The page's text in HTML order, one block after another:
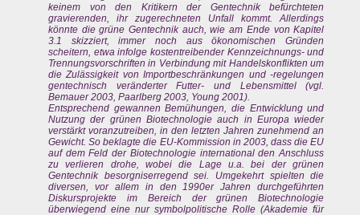
keinem von den Kritikern der Gentechnik befürchteten
gravierenden, ihr zugerechneten Unfall kommt. Allerdings
könnte die grüne Gentechnik auch, wie am Ende von Kapitel
3.1 skizziert, immer noch aus ökonomischen Gründen
scheitern, etwa infolge kostentreibender Kennzeichnungs- und
Trennungsvorschriften in Verbindung mit Handelskonflikten um
die Zulässigkeit von Importbeschränkungen und -regelungen
gentechnisch veränderter Futter- und Lebensmittel (vgl.
Bemauer 2003, Paarlberg 2003, Young 2001).
Entsprechend gewannen Bemühungen, die Entwicklung und
Nutzung der grünen Biotechnologie auch in Europa wieder
verstärkt voranzutreiben, in den letzten Jahren zunehmend an
Gewicht. So beklagte die EU-Kommission in 2003, dass die EU
auf dem Feld der Biotechnologie international den Anschluss
zu verlieren drohe, wobei die Lage u.a. bei der grünen
Gentechnik besorgniserregend sei. Umgekehrt spielten die
diversen, vor allem in den 1990er Jahren durchgeführten
Diskursprojekte im Bereich der grünen Biotechnologie
überwiegend eine nur symbolpolitische Rolle (Akademie für